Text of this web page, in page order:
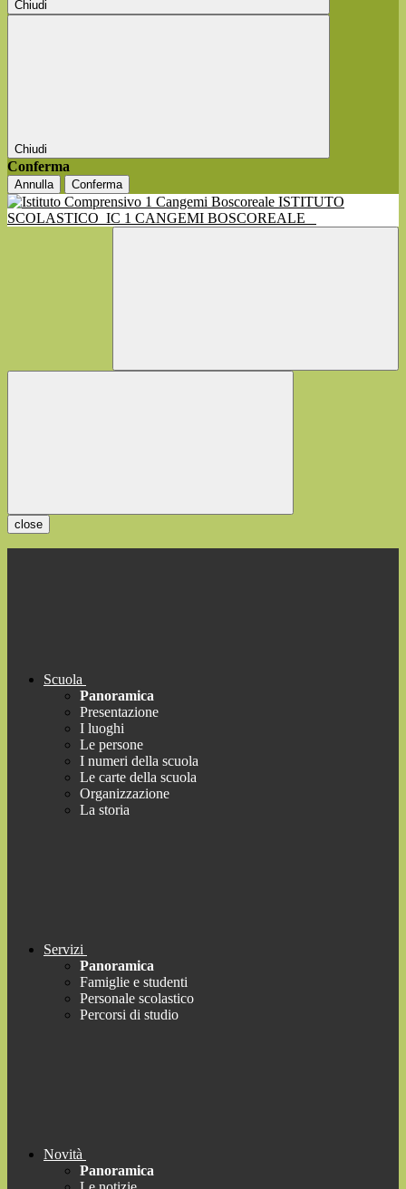
Chiudi
Chiudi
Conferma
Annulla Conferma
ISTITUTO
SCOLASTICO IC 1 CANGEMI BOSCOREALE
close
Scuola
Panoramica
Presentazione
I luoghi
Le persone
I numeri della scuola
Le carte della scuola
Organizzazione
La storia
Servizi
Panoramica
Famiglie e studenti
Personale scolastico
Percorsi di studio
Novità
Panoramica